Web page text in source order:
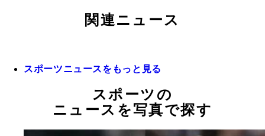
関連ニュース
スポーツニュースをもっと見る
スポーツの
ニュースを写真で探す